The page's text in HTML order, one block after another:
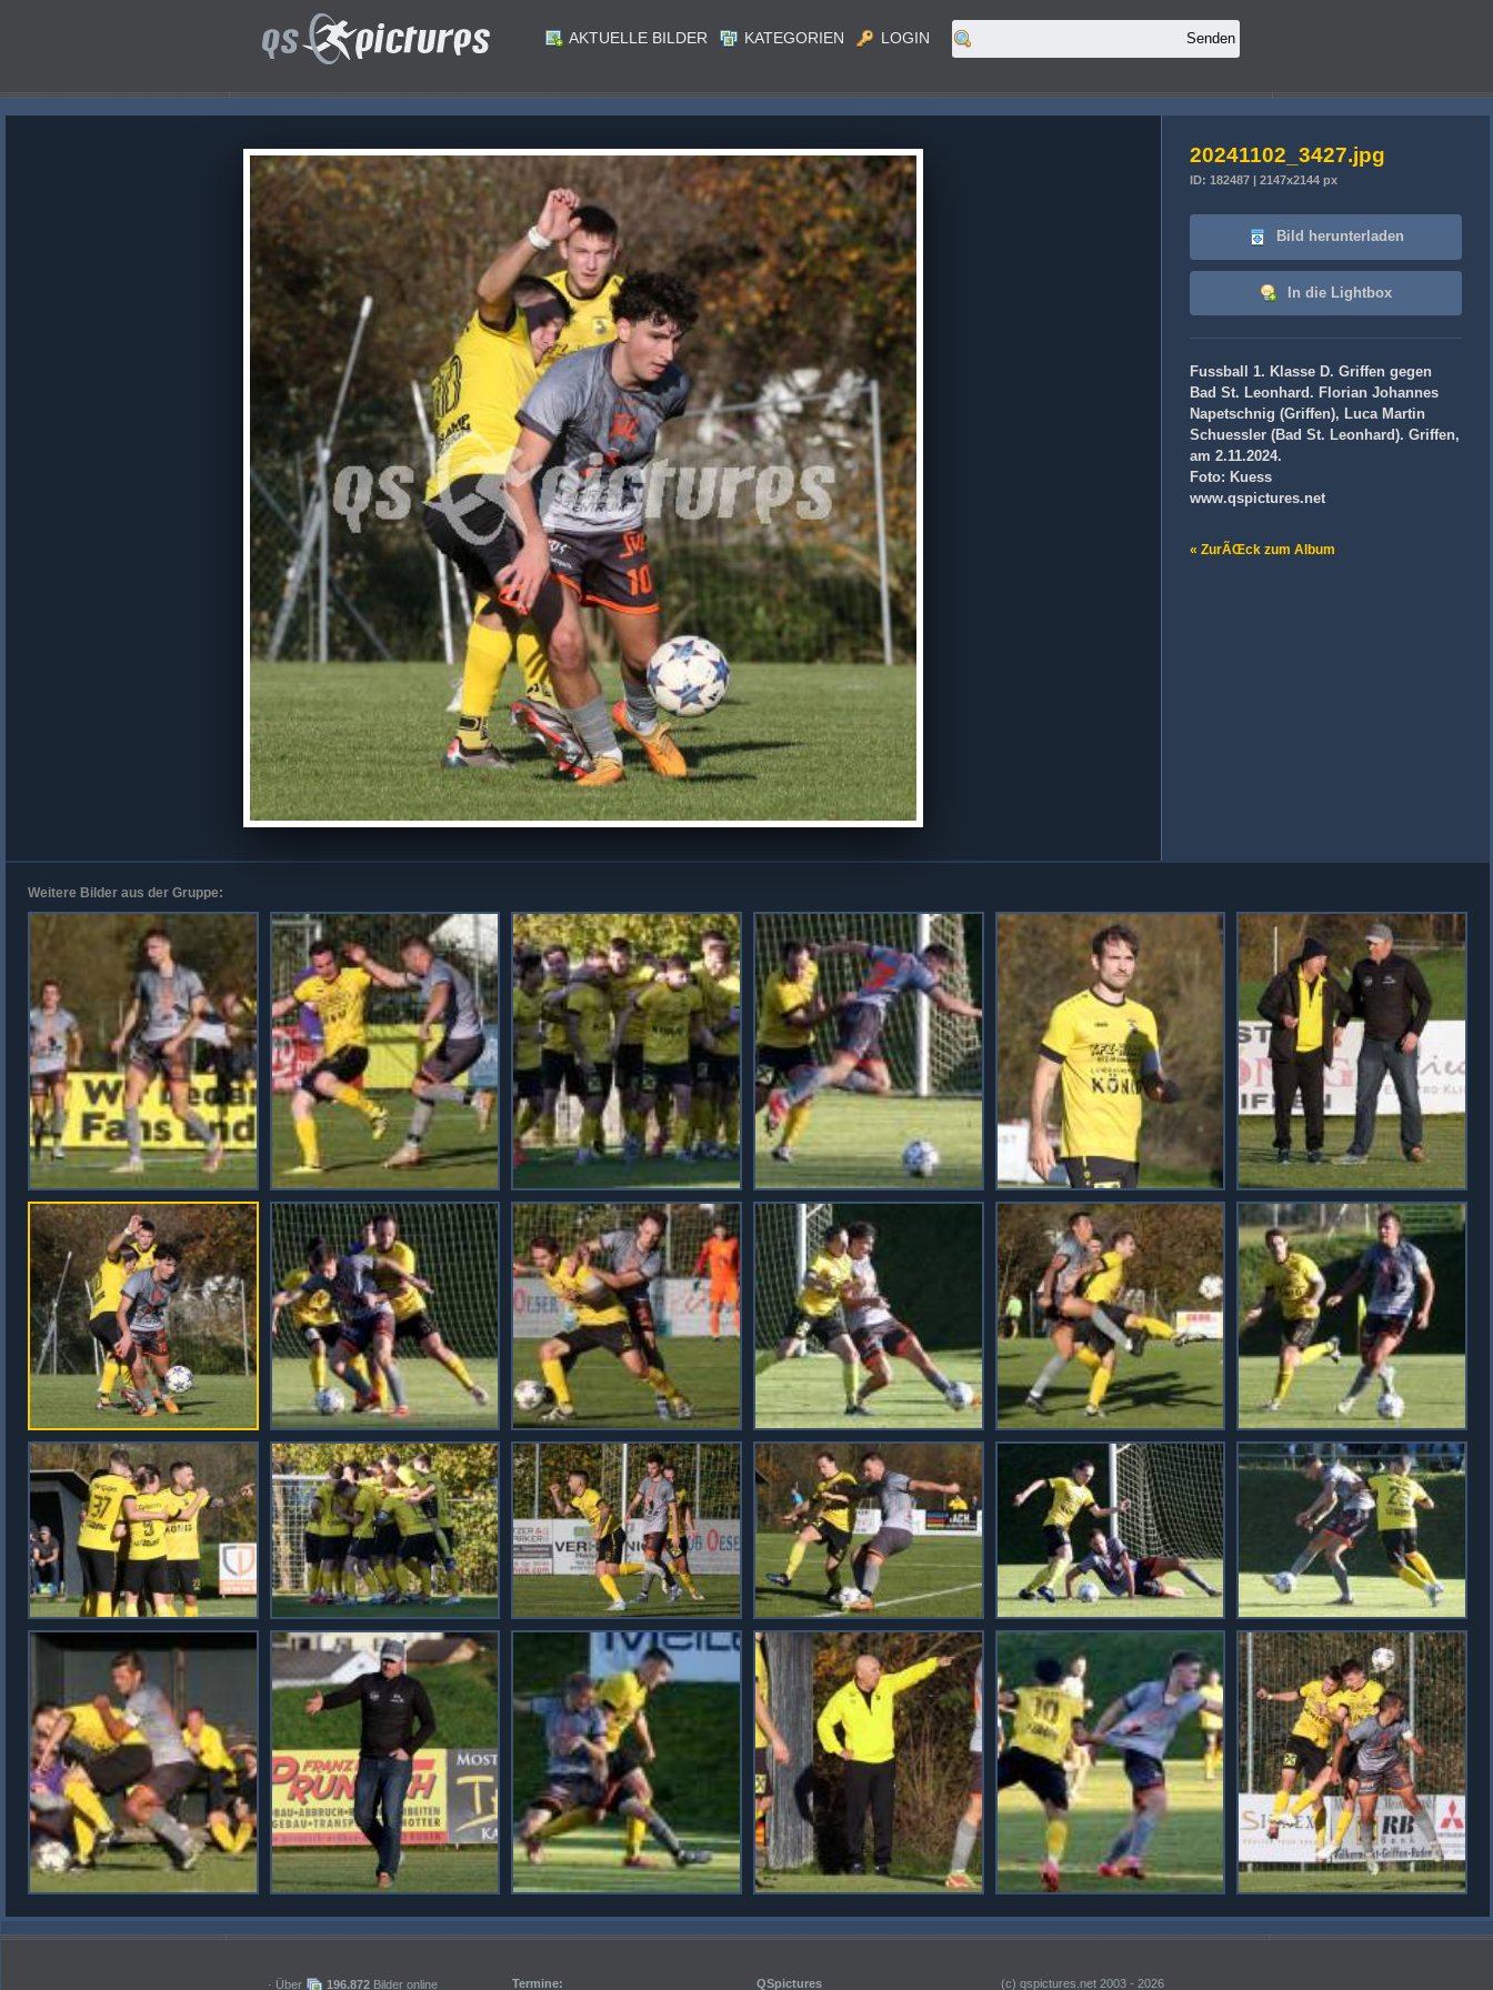
AKTUELLE BILDER KATEGORIEN LOGIN
20241102_3427.jpg
ID: 182487 | 2147x2144 px
Bild herunterladen
In die Lightbox
Fussball 1. Klasse D. Griffen gegen
Bad St. Leonhard. Florian Johannes
Napetschnig (Griffen), Luca Martin
Schuessler (Bad St. Leonhard). Griffen,
am 2.11.2024.
Foto: Kuess
www.qspictures.net
« ZurÃŒck zum Album
Weitere Bilder aus der Gruppe:
· Über 196.872 Bilder online Termine: QSpictures (c) qspictures.net 2003 - 2026